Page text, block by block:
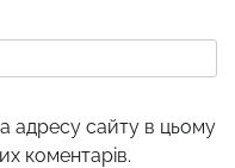
адресу сайту в цьому
коментарів.